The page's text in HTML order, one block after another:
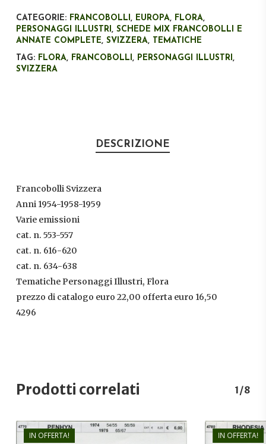
CATEGORIE: FRANCOBOLLI, EUROPA, FLORA,
PERSONAGGI ILLUSTRI, SCHEDE MIX FRANCOBOLLI E
ANNATE COMPLETE, SVIZZERA, TEMATICHE
TAG: FLORA, FRANCOBOLLI, PERSONAGGI ILLUSTRI,
SVIZZERA
DESCRIZIONE
Francobolli Svizzera
Anni 1954-1958-1959
Varie emissioni
cat. n. 553-557
cat. n. 616-620
cat. n. 634-638
Tematiche Personaggi Illustri, Flora
prezzo di catalogo euro 22,00 offerta euro 16,50
4296
Prodotti correlati 1/8
IN OFFERTA! IN OFFERTA!